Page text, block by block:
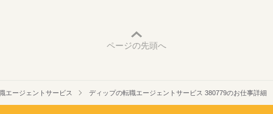
ページの先頭へ
エージェントサービス ディップの転職エージェントサービス 380779のお仕事詳細